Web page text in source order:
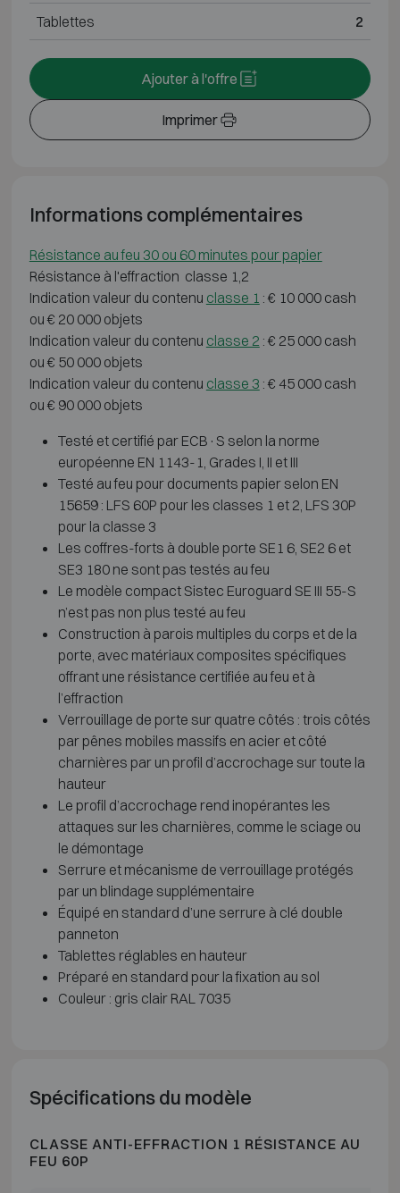
Tablettes 2
Imprimer
Ajouter à l'offre
Informations complémentaires
Résistance au feu 30 ou 60 minutes pour papier
Résistance à l'effraction classe 1,2
Indication valeur du contenu classe 1 : € 10 000 cash
ou € 20 000 objets
Indication valeur du contenu classe 2 : € 25 000 cash
ou € 50 000 objets
Indication valeur du contenu classe 3 : € 45 000 cash
ou € 90 000 objets
Testé et certifié par ECB·S selon la norme
européenne EN 1143-1, Grades I, II et III
Testé au feu pour documents papier selon EN
15659 : LFS 60P pour les classes 1 et 2, LFS 30P
pour la classe 3
Les coffres-forts à double porte SE1 6, SE2 6 et
SE3 180 ne sont pas testés au feu
Le modèle compact Sistec Euroguard SE III 55-S
n’est pas non plus testé au feu
Construction à parois multiples du corps et de la
porte, avec matériaux composites spécifiques
offrant une résistance certifiée au feu et à
l’effraction
Verrouillage de porte sur quatre côtés : trois côtés
par pênes mobiles massifs en acier et côté
charnières par un profil d’accrochage sur toute la
hauteur
Le profil d’accrochage rend inopérantes les
attaques sur les charnières, comme le sciage ou
le démontage
Serrure et mécanisme de verrouillage protégés
par un blindage supplémentaire
Équipé en standard d’une serrure à clé double
panneton
Tablettes réglables en hauteur
Préparé en standard pour la fixation au sol
Couleur : gris clair RAL 7035
Spécifications du modèle
CLASSE ANTI-EFFRACTION 1 RÉSISTANCE AU
FEU 60P